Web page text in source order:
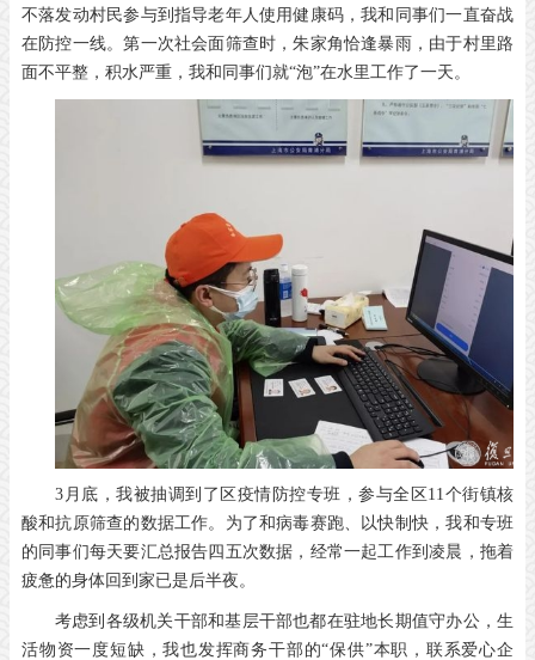
不落发动村民参与到指导老年人使用健康码，我和同事们一直奋战
在防控一线。第一次社会面筛查时，朱家角恰逢暴雨，由于村里路
面不平整，积水严重，我和同事们就“泡”在水里工作了一天。
3月底，我被抽调到了区疫情防控专班，参与全区11个街镇核
酸和抗原筛查的数据工作。为了和病毒赛跑、以快制快，我和专班
的同事们每天要汇总报告四五次数据，经常一起工作到凌晨，拖着
疲惫的身体回到家已是后半夜。
考虑到各级机关干部和基层干部也都在驻地长期值守办公，生
活物资一度短缺，我也发挥商务干部的“保供”本职，联系爱心企